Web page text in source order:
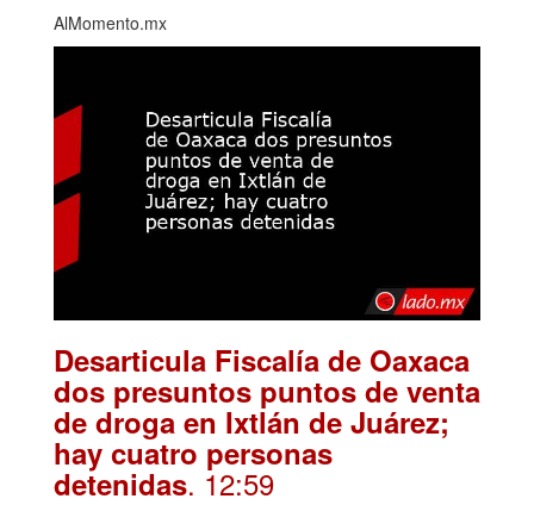
AlMomento.mx
Desarticula Fiscalía de Oaxaca
dos presuntos puntos de venta
de droga en Ixtlán de Juárez;
hay cuatro personas
detenidas. 12:59